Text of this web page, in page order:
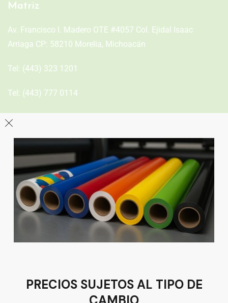
Matriz
Av. Francisco I. Madero OTE #4057 Col. Ejidal Isaac
Arriaga CP: 58210 Morelia, Michoacán
Tel: (443) 323 1201
Tel: (443) 777 0114
León
Sucursal
Av del Astillero 129 Centro bodeguero Las Trojes León,
Guanajuato
Tel:(477) 776 8994
Términos y condiciones
PRECIOS SUJETOS AL TIPO DE